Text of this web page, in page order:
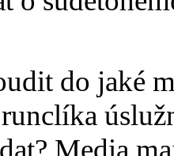
do jaké
Media